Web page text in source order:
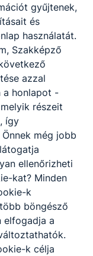
-
-
gyűjtenek,
és
használatát.
Szakképző
azzal
a honlapot -
részeit
így
még jobb
ellenőrizheti
kat? Minden
k
böngésző
elfogadja a
k célja